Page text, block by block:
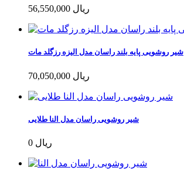
56,550,000 ریال
شیر روشویی پایه بلند راسان مدل الیزه رزگلد مات
70,050,000 ریال
شیر روشویی راسان مدل النا طلایی
0 ریال